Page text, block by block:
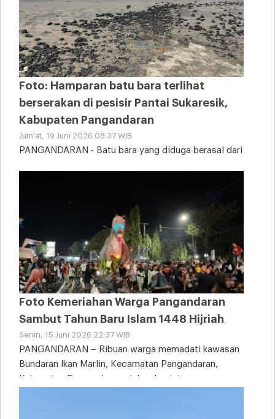
Foto: Hamparan batu bara terlihat
berserakan di pesisir Pantai Sukaresik,
Kabupaten Pangandaran
Jum'at, 19 Juni 2026 08:37 WIB
PANGANDARAN - Batu bara yang diduga berasal dari
Foto Kemeriahan Warga Pangandaran
Sambut Tahun Baru Islam 1448 Hijriah
Senin, 15 Juni 2026 22:37 WIB
PANGANDARAN – Ribuan warga memadati kawasan
Bundaran Ikan Marlin, Kecamatan Pangandaran,
Kabupaten Pangandaran, dalam kegiatan